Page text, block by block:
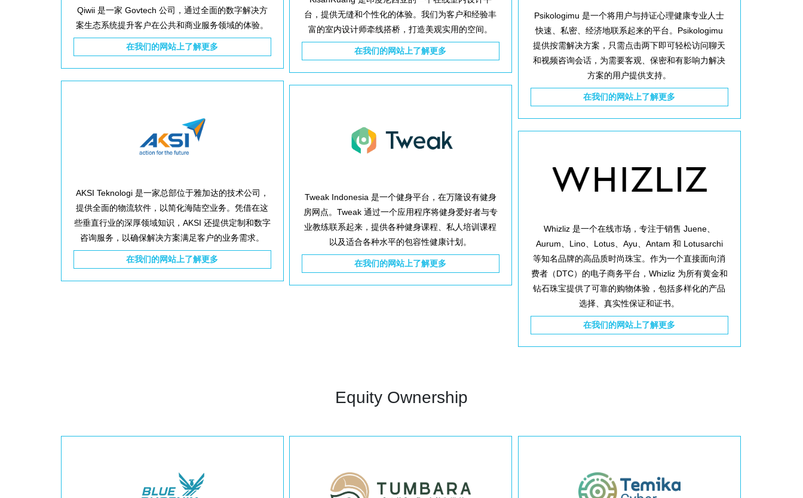
Qiwii 是一家 Govtech 公司，通过全面的数字解决方
案生态系统提升客户在公共和商业服务领域的体验。
在我们的网站上了解更多
台，提供无缝和个性化的体验。我们为客户和经验丰
富的室内设计师牵线搭桥，打造美观实用的空间。
在我们的网站上了解更多
Psikologimu 是一个将用户与持证心理健康专业人士
快速、私密、经济地联系起来的平台。Psikologimu
提供按需解决方案，只需点击两下即可轻松访问聊天
和视频咨询会话，为需要客观、保密和有影响力解决
方案的用户提供支持。
在我们的网站上了解更多
AKSI Teknologi 是一家总部位于雅加达的技术公司，
提供全面的物流软件，以简化海陆空业务。凭借在这
些垂直行业的深厚领域知识，AKSI 还提供定制和数字
咨询服务，以确保解决方案满足客户的业务需求。
在我们的网站上了解更多
Tweak Indonesia 是一个健身平台，在万隆设有健身
房网点。Tweak 通过一个应用程序将健身爱好者与专
业教练联系起来，提供各种健身课程、私人培训课程
以及适合各种水平的包容性健康计划。
在我们的网站上了解更多
Whizliz 是一个在线市场，专注于销售 Juene、
Aurum、Lino、Lotus、Ayu、Antam 和 Lotusarchi
等知名品牌的高品质时尚珠宝。作为一个直接面向消
费者（DTC）的电子商务平台，Whizliz 为所有黄金和
钻石珠宝提供了可靠的购物体验，包括多样化的产品
选择、真实性保证和证书。
在我们的网站上了解更多
Equity Ownership